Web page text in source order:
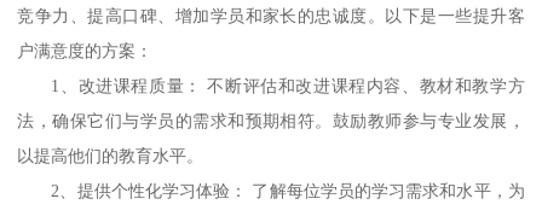
竞争力、提高口碑、增加学员和家长的忠诚度。以下是一些提升客
户满意度的方案：
1、 改进课程质量：
不断评估和改进课程内容、教材和教学方
法，确保它们与学员的需求和预期相符。鼓励教师参与专业发展，
以提高他们的教育水平。
2、 提供个性化学习体验：
了解每位学员的学习需求和水平，为